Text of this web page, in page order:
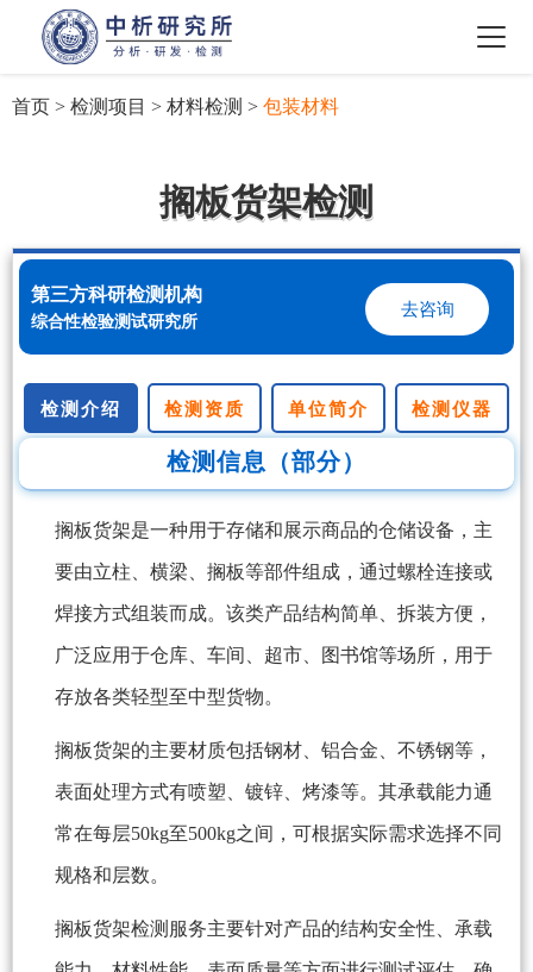
首页 > 检测项目 > 材料检测 > 包装材料
搁板货架检测
第三方科研检测机构
综合性检验测试研究所
去咨询
检测介绍 检测资质 单位简介 检测仪器
检测信息（部分）
搁板货架是一种用于存储和展示商品的仓储设备，主
要由立柱、横梁、搁板等部件组成，通过螺栓连接或
焊接方式组装而成。该类产品结构简单、拆装方便，
广泛应用于仓库、车间、超市、图书馆等场所，用于
存放各类轻型至中型货物。
搁板货架的主要材质包括钢材、铝合金、不锈钢等，
表面处理方式有喷塑、镀锌、烤漆等。其承载能力通
常在每层50kg至500kg之间，可根据实际需求选择不同
规格和层数。
搁板货架检测服务主要针对产品的结构安全性、承载